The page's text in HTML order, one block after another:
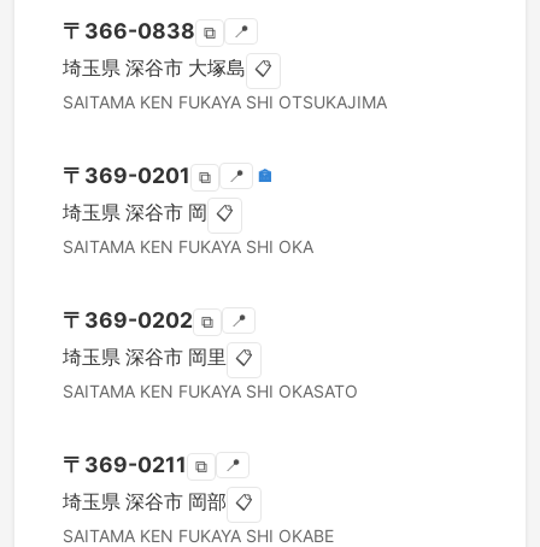
〒 366-0838 ⧉ 📍
埼玉県 深谷市 大塚島 📋
SAITAMA KEN FUKAYA SHI OTSUKAJIMA
〒 369-0201 ⧉ 📍 🏣
埼玉県 深谷市 岡 📋
SAITAMA KEN FUKAYA SHI OKA
〒 369-0202 ⧉ 📍
埼玉県 深谷市 岡里 📋
SAITAMA KEN FUKAYA SHI OKASATO
〒 369-0211 ⧉ 📍
埼玉県 深谷市 岡部 📋
SAITAMA KEN FUKAYA SHI OKABE